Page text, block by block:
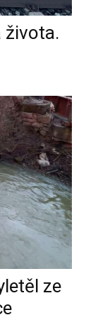
života.
ze